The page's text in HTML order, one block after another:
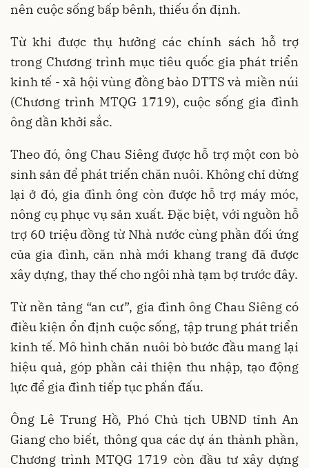
nên cuộc sống bấp bênh, thiếu ổn định.
Từ khi được thụ hưởng các chính sách hỗ trợ
trong Chương trình mục tiêu quốc gia phát triển
kinh tế - xã hội vùng đồng bào DTTS và miền núi
(Chương trình MTQG 1719), cuộc sống gia đình
ông dần khởi sắc.
Theo đó, ông Chau Siêng được hỗ trợ một con bò
sinh sản để phát triển chăn nuôi. Không chỉ dừng
lại ở đó, gia đình ông còn được hỗ trợ máy móc,
nông cụ phục vụ sản xuất. Đặc biệt, với nguồn hỗ
trợ 60 triệu đồng từ Nhà nước cùng phần đối ứng
của gia đình, căn nhà mới khang trang đã được
xây dựng, thay thế cho ngôi nhà tạm bợ trước đây.
Từ nền tảng “an cư”, gia đình ông Chau Siêng có
điều kiện ổn định cuộc sống, tập trung phát triển
kinh tế. Mô hình chăn nuôi bò bước đầu mang lại
hiệu quả, góp phần cải thiện thu nhập, tạo động
lực để gia đình tiếp tục phấn đấu.
Ông Lê Trung Hồ, Phó Chủ tịch UBND tỉnh An
Giang cho biết, thông qua các dự án thành phần,
Chương trình MTQG 1719 còn đầu tư xây dựng